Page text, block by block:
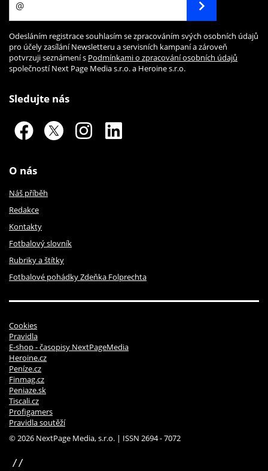
Odesláním registrace souhlasím se zpracováním svých osobních údajů
pro účely zasílání Newsletteru a servisních kampaní a zároveň
potvrzuji seznámení s Podmínkami o zpracování osobních údajů
společností Next Page Media s.r.o. a Heroine s.r.o.
Sledujte nás
O nás
Náš příběh
Redakce
Kontakty
Fotbalový slovník
Rubriky a štítky
Fotbalové pohádky Zdeňka Folprechta
Cookies
Pravidla
E-shop - časopisy NextPageMedia
Heroine.cz
Peníze.cz
Finmag.cz
Peniaze.sk
Tiscali.cz
Profigamers
Pravidla soutěží
© 2026 NextPage Media, s.r.o. | ISSN 2694 - 7072